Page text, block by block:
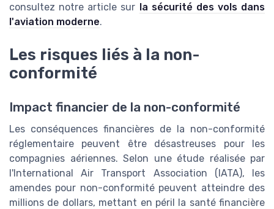
consultez notre article sur la sécurité des vols dans
l'aviation moderne.
Les risques liés à la non-
conformité
Impact financier de la non-conformité
Les conséquences financières de la non-conformité
réglementaire peuvent être désastreuses pour les
compagnies aériennes. Selon une étude réalisée par
l'International Air Transport Association (IATA), les
amendes pour non-conformité peuvent atteindre des
millions de dollars, mettant en péril la santé financière